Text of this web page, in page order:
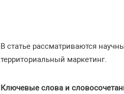
В статье рассматриваются
территориальный маркетинг.
Ключевые слова и